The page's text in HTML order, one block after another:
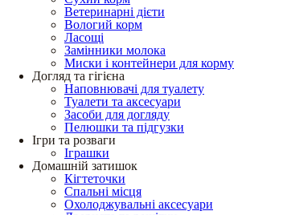
Ветеринарні дієти
Вологий корм
Ласощі
Замінники молока
Миски і контейнери для корму
Догляд та гігієна
Наповнювачі для туалету
Туалети та аксесуари
Засоби для догляду
Пелюшки та підгузки
Ігри та розваги
Іграшки
Домашній затишок
Кігтеточки
Спальні місця
Охолоджувальні аксесуари